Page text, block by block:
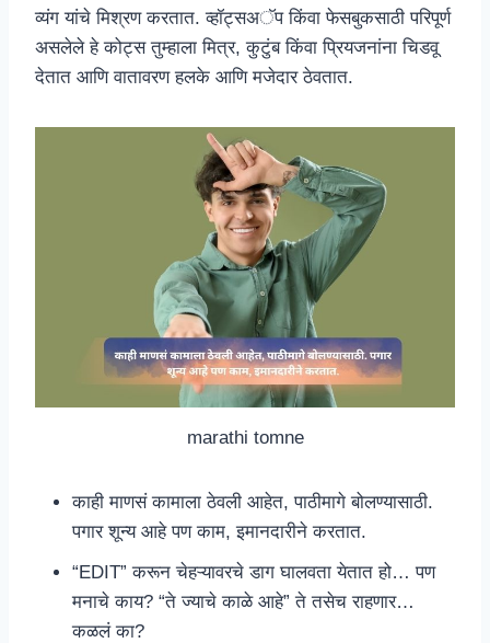
व्यंग यांचे मिश्रण करतात. व्हॉट्सअॅप किंवा फेसबुकसाठी परिपूर्ण
असलेले हे कोट्स तुम्हाला मित्र, कुटुंब किंवा प्रियजनांना चिडवू
देतात आणि वातावरण हलके आणि मजेदार ठेवतात.
marathi tomne
काही माणसं कामाला ठेवली आहेत, पाठीमागे बोलण्यासाठी.
पगार शून्य आहे पण काम, इमानदारीने करतात.
“EDIT” करून चेहऱ्यावरचे डाग घालवता येतात हो… पण
मनाचे काय? “ते ज्याचे काळे आहे” ते तसेच राहणार…
कळलं का?